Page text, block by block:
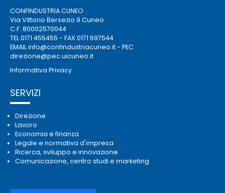
CONFINDUSTRIA CUNEO
Via Vittorio Bersezio 9 Cuneo
C.F. 80002570044
TEL 0171 455455 - FAX 0171 697544
EMAILinfo@confindustriacuneo.it- PEC
direzione@pec.uicuneo.it
Informativa Privacy
SERVIZI
Direzione
Lavoro
Economia e finanza
Legale e normativa d'impresa
Ricerca, sviluppo e innovazione
Comunicazione, centro studi e marketing